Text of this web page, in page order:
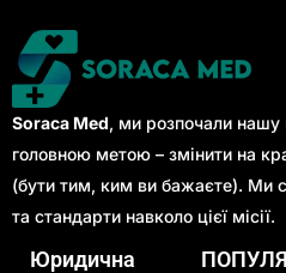
Soraca Med, ми розпочали нашу
головною метою – змінити на
(бути тим, ким ви бажаєте). Ми
та стандарти навколо цієї місії.
Юридична